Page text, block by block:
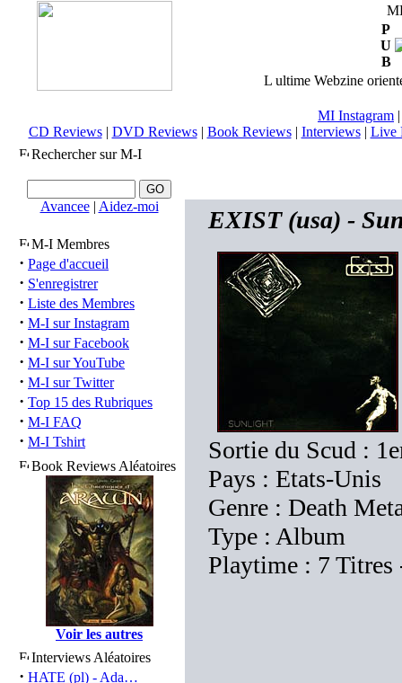
P
U
B
L ultime Webzine
MI Instagram
CD Reviews| DVD Reviews| Book Reviews| Interviews| Live
Rechercher sur M-I
Avancee| Aidez-moi
M-I Membres
· Page d'accueil
· S'enregistrer
· Liste des Membres
· M-I sur Instagram
· M-I sur Facebook
· M-I sur YouTube
· M-I sur Twitter
· Top 15 des Rubriques
· M-I FAQ
· M-I Tshirt
Book Reviews Aléatoires
Voir les autres
Interviews Aléatoires
· HATE (pl) - Ada…
EXIST (usa) -
Sortie du Scud :
Pays : Etats-Unis
Genre : Death
Type : Album
Playtime : 7 Titres